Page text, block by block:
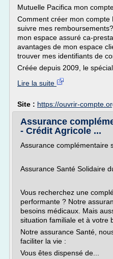
Mutuelle Pacifica mon
Comment créer mon compte
suivre mes
mon espace assuré ca-
avantages de mon espace
trouver mes identifiants de
Créée depuis 2009, le
Lire la suite
Site : https://ouvrir-
Assurance
- Crédit Agricole ...
Assurance complémentaire
Assurance Santé Solidaire
Vous recherchez une
performante ? Notre
besoins médicaux. Mais
situation familiale et à votre
Notre assurance Santé,
faciliter la vie :
Vous êtes dispensé de...